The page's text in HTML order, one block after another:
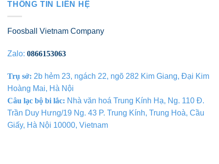
THÔNG TIN LIÊN HỆ
Foosball Vietnam Company
Zalo: 0866153063
Trụ sở: 2b hẻm 23, ngách 22, ngõ 282 Kim Giang, Đại Kim
Hoàng Mai, Hà Nội
Câu lạc bộ bi lắc: Nhà văn hoá Trung Kính Hạ, Ng. 110 Đ.
Trần Duy Hưng/19 Ng. 43 P. Trung Kính, Trung Hoà, Cầu
Giấy, Hà Nội 10000, Vietnam